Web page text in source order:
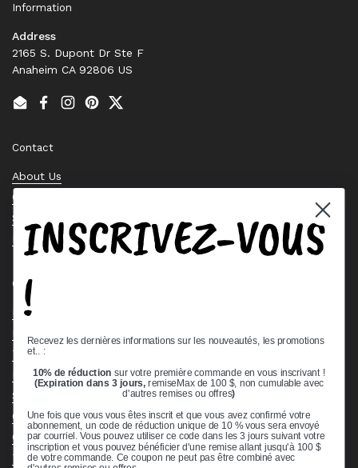
Information
Address
2165 S. Dupont Dr Ste F
Anaheim CA 92806 US
EmailFacebook
Instagram
PinterestTwitter
Contact
About Us
Contact Us
Stock Check
Request a Quote
Quick links
Bearing Knowledge Center
Terms & Conditions
Return & Refund Policy
Shipping Policy
Open Cookie Banner
Comprehensive Guide to Ball Bearings
Track your Order
INSCRIVEZ-VOUS
!
Recevez les dernières informations sur les nouveautés, les promotions
et.. :
10% de réduction sur votre première commande en vous inscrivant !
(Expiration dans 3 jours,remiseMax de 100 $, non cumulable avec
d'autres remises ou offres)
Une fois que vous vous êtes inscrit et que vous avez confirmé votre
abonnement, un code de réduction unique de 10 % vous sera envoyé
par courriel. Vous pouvez utiliser ce code dans les 3 jours suivant votre
inscription et vous pouvez bénéficier d'une remise allant jusqu'à 100 $
de votre commande. Ce coupon ne peut pas être combiné avec